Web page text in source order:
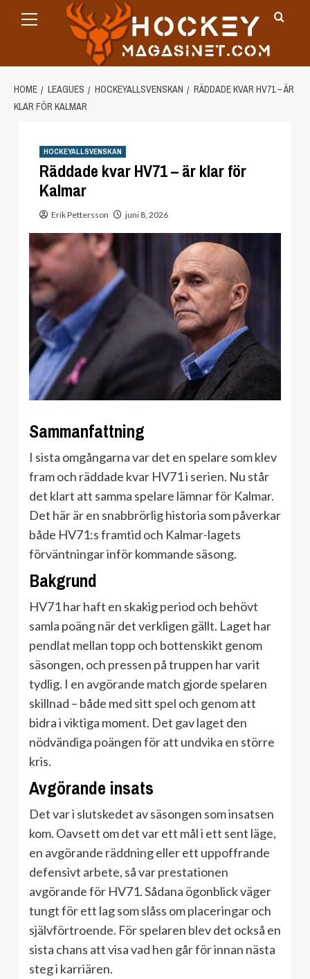
Menu
HOME LEAGUES HOCKEYALLSVENSKAN
RÄDDADE KVAR HV71 – ÄR
KLAR FÖR KALMAR
HOCKEYALLSVENSKAN
Räddade kvar HV71 – är klar för
Kalmar
Erik Pettersson juni 8, 2026
Sammanfattning
I sista omgångarna var det en spelare som klev
fram och räddade kvar HV71 i serien. Nu står
det klart att samma spelare lämnar för Kalmar.
Det här är en snabbrörlig historia som påverkar
både HV71:s framtid och Kalmar-lagets
förväntningar inför kommande säsong.
Bakgrund
HV71 har haft en skakig period och behövt
samla poäng när det verkligen gällt. Laget har
pendlat mellan topp och bottenskikt genom
säsongen, och pressen på truppen har varit
tydlig. I en avgörande match gjorde spelaren
skillnad – både med sitt spel och genom att
bidra i viktiga moment. Det gav laget den
nödvändiga poängen för att undvika en större
kris.
Avgörande insats
Det var i slutskedet av säsongen som insatsen
kom. Oavsett om det var ett mål i ett sent läge,
en avgörande räddning eller ett uppoffrande
defensivt arbete, så var prestationen
avgörande för HV71. Sådana ögonblick väger
tungt för ett lag som slåss om placeringar och
självförtroende. För spelaren blev det också en
sista chans att visa vad hen går för innan nästa
steg i karriären.